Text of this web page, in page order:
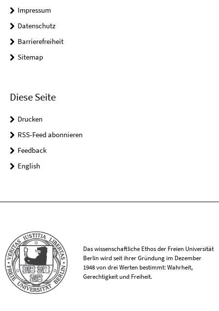
Impressum
Datenschutz
Barrierefreiheit
Sitemap
Diese Seite
Drucken
RSS-Feed abonnieren
Feedback
English
Das wissenschaftliche Ethos der Freien Universität
Berlin wird seit ihrer Gründung im Dezember
1948 von drei Werten bestimmt: Wahrheit,
Gerechtigkeit und Freiheit.